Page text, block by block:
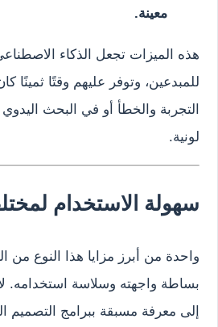
معينة.
هذه الميزات تجعل الذكاء
للمبدعين، وتوفر عليهم وقتًا ثمينًا
التجربة والخطأ أو في البحث
لونية.
سهولة الاستخدام
واحدة من أبرز مزايا هذا النوع من
بساطة واجهته وسلاسة استخدامه.
إلى معرفة مسبقة ببرامج التصميم